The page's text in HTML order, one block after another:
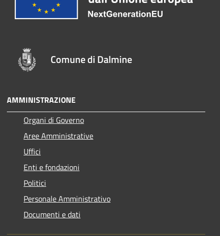
Comune di Dalmine
AMMINISTRAZIONE
Organi di Governo
Aree Amministrative
Uffici
Enti e fondazioni
Politici
Personale Amministrativo
Documenti e dati